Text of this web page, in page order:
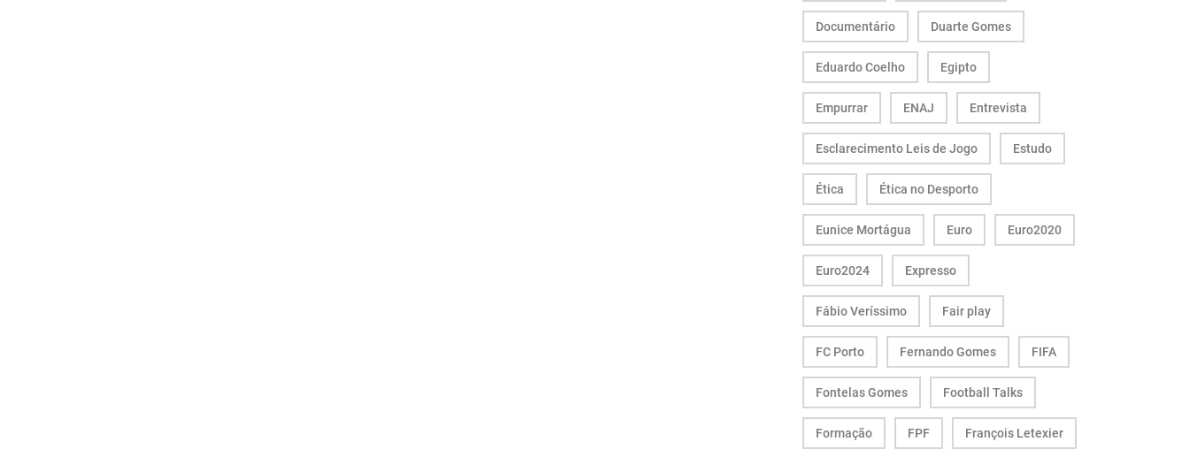
Documentário Duarte Gomes
Eduardo Coelho Egipto
Empurrar ENAJ Entrevista
Esclarecimento Leis de Jogo Estudo
Ética Ética no Desporto
Eunice Mortágua Euro Euro2020
Euro2024 Expresso
Fábio Veríssimo Fair play
FC Porto Fernando Gomes FIFA
Fontelas Gomes Football Talks
Formação FPF François Letexier